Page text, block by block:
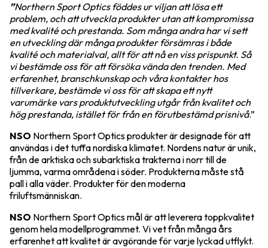
”Northern Sport Optics föddes ur viljan att lösa ett
problem, och att utveckla produkter utan att kompromissa
med kvalité och prestanda. Som många andra har vi sett
en utveckling där många produkter försämras i både
kvalité och materialval, allt för att nå en viss prispunkt. Så
vi bestämde oss för att försöka vända den trenden. Med
erfarenhet, branschkunskap och våra kontakter hos
tillverkare, bestämde vi oss för att skapa ett nytt
varumärke vars produktutveckling utgår från kvalitet och
hög prestanda, istället för från en förutbestämd prisnivå.”
NSO Northern Sport Optics produkter är designade för att
användas i det tuffa nordiska klimatet. Nordens natur är unik,
från de arktiska och subarktiska trakterna i norr till de
ljumma, varma områdena i söder. Produkterna måste stå
pall i alla väder. Produkter för den moderna
friluftsmänniskan.
NSO Northern Sport Optics mål är att leverera toppkvalitet
genom hela modellprogrammet. Vi vet från många års
erfarenhet att kvalitet är avgörande för varje lyckad utflykt.